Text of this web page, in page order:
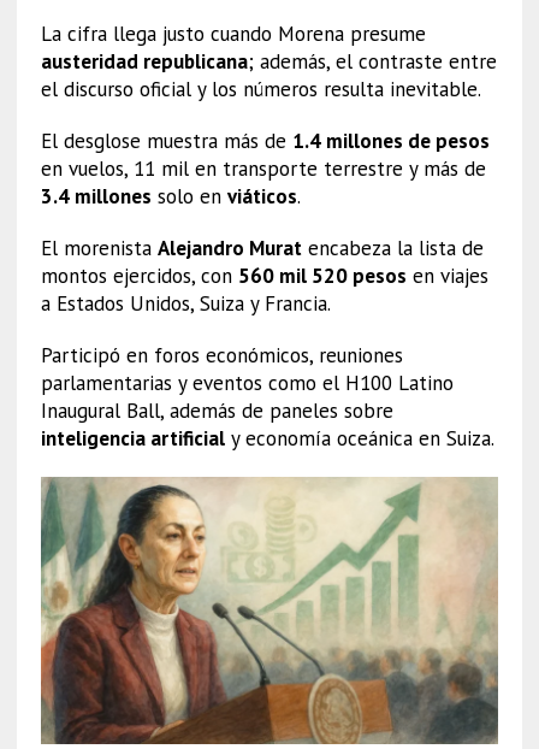
La cifra llega justo cuando Morena presume
austeridad republicana; además, el contraste entre
el discurso oficial y los números resulta inevitable.
El desglose muestra más de 1.4 millones de pesos
en vuelos, 11 mil en transporte terrestre y más de
3.4 millones solo en viáticos.
El morenista Alejandro Muratencabeza la lista de
montos ejercidos, con 560 mil 520 pesos en viajes
a Estados Unidos, Suiza y Francia.
Participó en foros económicos, reuniones
parlamentarias y eventos como el H100 Latino
Inaugural Ball, además de paneles sobre
inteligencia artificialy economía oceánica en Suiza.